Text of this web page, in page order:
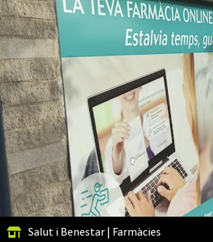
Salut i Benestar Farmàcies